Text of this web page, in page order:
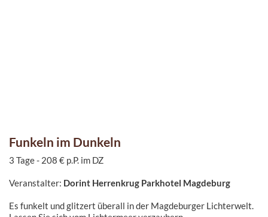
Funkeln im Dunkeln
3 Tage - 208 € p.P. im DZ
Veranstalter: Dorint Herrenkrug Parkhotel Magdeburg
Es funkelt und glitzert überall in der Magdeburger Lichterwelt.